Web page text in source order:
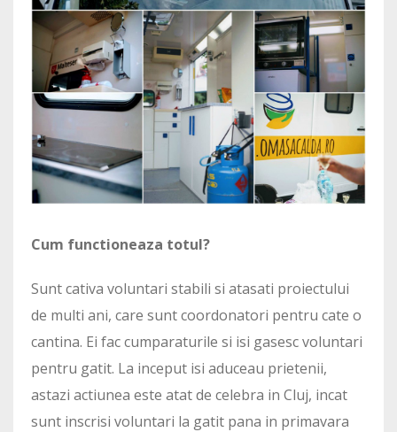
Cum functioneaza totul?
Sunt cativa voluntari stabili si atasati proiectului
de multi ani, care sunt coordonatori pentru cate o
cantina. Ei fac cumparaturile si isi gasesc voluntari
pentru gatit. La inceput isi aduceau prietenii,
astazi actiunea este atat de celebra in Cluj, incat
sunt inscrisi voluntari la gatit pana in primavara